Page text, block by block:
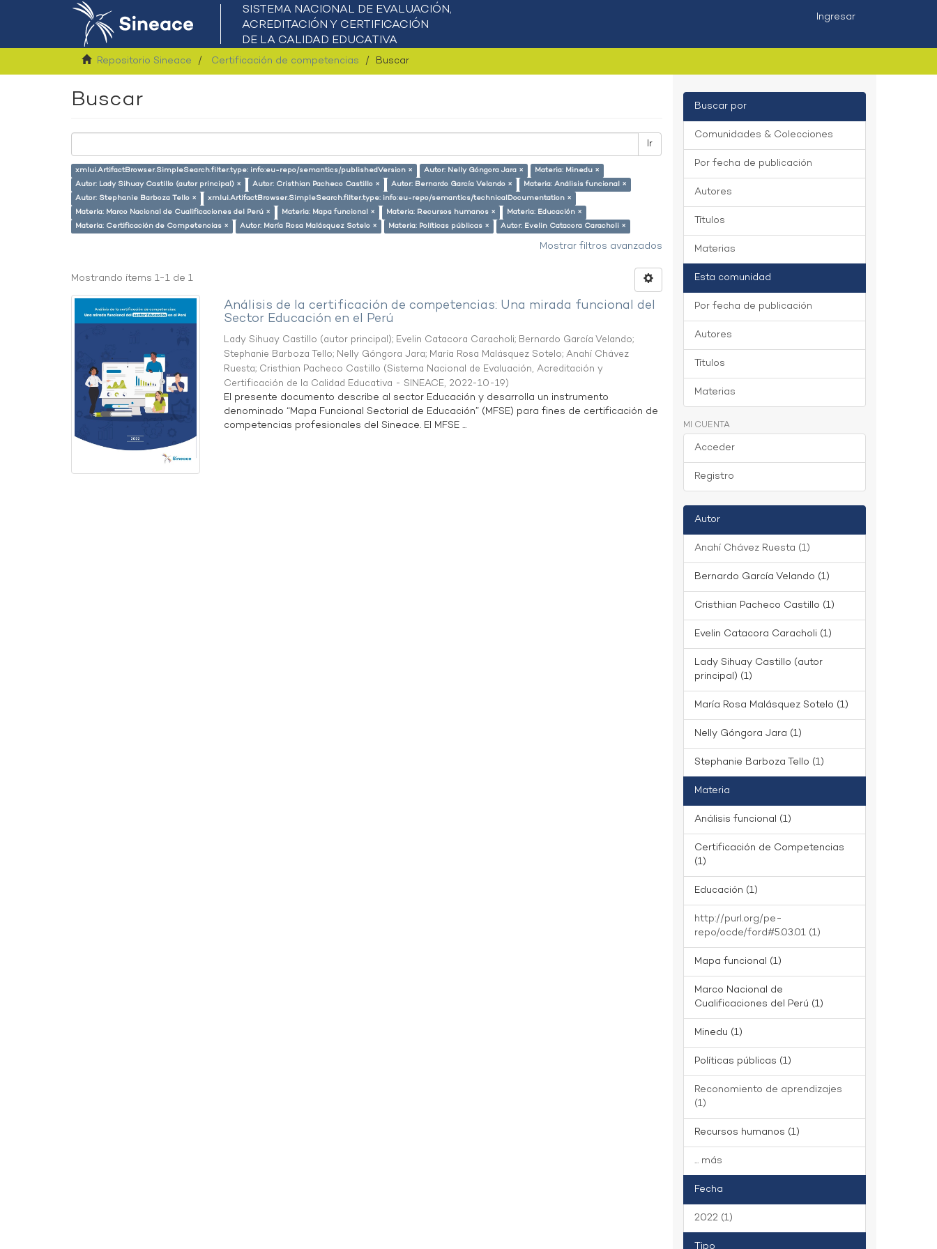
Ingresar
Repositorio Sineace Certificación de competencias Buscar
Buscar
Ir
xmlui.ArtifactBrowser.SimpleSearch.filter.type: info:eu-repo/semantics/publishedVersion × Autor: Nelly Góngora Jara ×
Materia: Minedu ×
Autor: Lady Sihuay Castillo (autor principal) ×
Autor: Cristhian Pacheco Castillo × Autor: Bernardo García Velando ×
Materia: Análisis funcional ×
Autor: Stephanie Barboza Tello ×
xmlui.ArtifactBrowser.SimpleSearch.filter.type: info:eu-repo/semantics/technicalDocumentation ×
Materia: Marco Nacional de Cualificaciones del Perú ×
Materia: Mapa funcional × Materia: Recursos humanos ×
Materia: Educación ×
Materia: Certificación de Competencias ×
Autor: María Rosa Malásquez Sotelo × Materia: Políticas públicas × Autor: Evelin Catacora Caracholi ×
Mostrar filtros avanzados
Mostrando ítems 1-1 de 1
Análisis de la certificación de competencias: Una mirada funcional del
Sector Educación en el Perú
Lady Sihuay Castillo (autor principal); Evelin Catacora Caracholi; Bernardo García Velando;
Stephanie Barboza Tello; Nelly Góngora Jara; María Rosa Malásquez Sotelo;Anahí Chávez
Ruesta; Cristhian Pacheco Castillo (Sistema Nacional de Evaluación, Acreditación y
Certificación de la Calidad Educativa - SINEACE, 2022-10-19)
El presente documento describe al sector Educación y desarrolla un instrumento
denominado “Mapa Funcional Sectorial de Educación” (MFSE) para fines de certificación de
competencias profesionales del Sineace. El MFSE ...
Buscar por
Comunidades & Colecciones
Por fecha de publicación
Autores
Títulos
Materias
Esta comunidad
Por fecha de publicación
Autores
Títulos
Materias
MI CUENTA
Acceder
Registro
Autor
Anahí Chávez Ruesta (1)
Bernardo García Velando (1)
Cristhian Pacheco Castillo (1)
Evelin Catacora Caracholi (1)
Lady Sihuay Castillo (autor
principal) (1)
María Rosa Malásquez Sotelo (1)
Nelly Góngora Jara (1)
Stephanie Barboza Tello (1)
Materia
Análisis funcional (1)
Certificación de Competencias
(1)
Educación (1)
http://purl.org/pe-
repo/ocde/ford#5.03.01 (1)
Mapa funcional (1)
Marco Nacional de
Cualificaciones del Perú (1)
Minedu (1)
Políticas públicas (1)
Reconomiento de aprendizajes
(1)
Recursos humanos (1)
... más
Fecha
2022 (1)